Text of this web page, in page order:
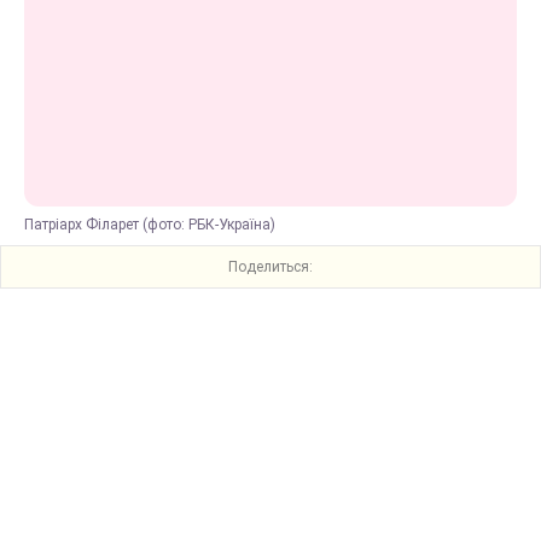
Патріарх Філарет (фото: РБК-Україна)
Поделиться: